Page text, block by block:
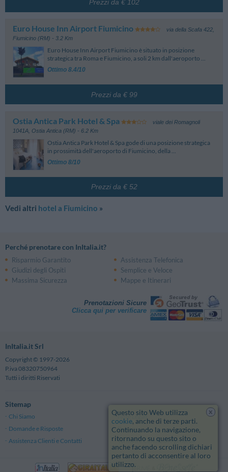
Prezzi da € 102
Euro House Inn Airport Fiumicino via della Scafa 422,
Fiumicino (RM) - 3.2 Km
Euro House Inn Airport Fiumicino è situato in posizione
strategica tra Roma e Fiumicino, a soli 2 km dall'aeroporto ...
Ottimo 8.4/10
Prezzi da € 99
Ostia Antica Park Hotel & Spa
viale dei Romagnoli
1041A Ostia Antica (RM) - 6.2 Km
Ostia Antica Park Hotel & Spa gode di una posizione strategica
in prossimità dell'aeroporto di Fiumicino, della ...
Ottimo 8/10
Prezzi da € 52
Vedi altri hotel a Fiumicino »
Perché prenotare con InItalia.it?
Risparmio Garantito
Assistenza Telefonica
Giudizi degli Ospiti
Semplice e Veloce
Massima Sicurezza
Mappe e Itinerari
Prenotazioni Sicure
Clicca qui per verificare
InItalia.it Srl
Copyright © 1997-2026
P.iva 08320750964
Tutti i diritti Riservati
Sitemap
Chi Siamo
Note Legali
Domande e Risposte
Privacy
Assistenza Clienti e Contatti
Termini e Condizioni generali
x
Questo sito Web utilizza
cookie, anche di terze parti.
Continuando la navigazione,
ritornando su questo sito o
anche facendo scrolling dichiari
pertanto di acconsentire al loro
utilizzo.